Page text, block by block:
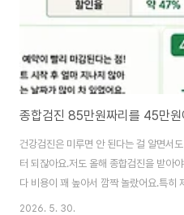
건강검진은 미루면 안 된다는 걸 알면서
터 되잖아요.저도 올해 종합검진을 받아
다 비용이 꽤 높아서 깜짝 놀랐어요.특히
진뿐만 아니라 뇌MRA, 수면대장내시경,
2026. 5. 30.